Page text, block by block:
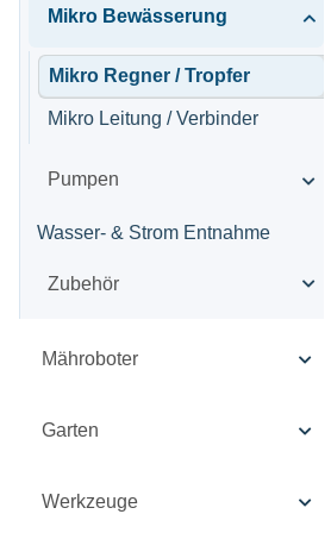
Mikro Bewässerung
Mikro Regner / Tropfer
Mikro Leitung / Verbinder
Pumpen
Wasser- & Strom Entnahme
Zubehör
Mähroboter
Garten
Werkzeuge